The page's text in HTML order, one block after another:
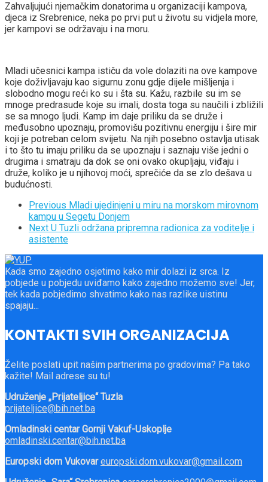
Zahvaljujući njemačkim donatorima u organizaciji kampova,
djeca iz Srebrenice, neka po prvi put u životu su vidjela more,
jer kampovi se održavaju i na moru.
Mladi učesnici kampa ističu da vole dolaziti na ove kampove
koje doživljavaju kao sigurnu zonu gdje dijele mišljenja i
slobodno mogu reći ko su i šta su. Kažu, razbile su im se
mnoge predrasude koje su imali, dosta toga su naučili i zbližili
se sa mnogo ljudi. Kamp im daje priliku da se druže i
međusobno upoznaju, promovišu pozitivnu energiju i šire mir
koji je potreban celom svijetu. Na njih posebno ostavlja utisak
i to što tu imaju priliku da se upoznaju i saznaju više jedni o
drugima i smatraju da dok se oni ovako okupljaju, viđaju i
druže, koliko je u njihovoj moći, sprečiće da se zlo dešava u
budućnosti.
Previous Mladi ujedinjeni u miru na morskom mirovnom
kampu u Segetu Donjem
Next U Tuzli održana pripremna radionica za voditelje i
asistente
Kada smo zajedno osjetimo kako mir dolazi iz srca. Iz
pobjede u pobjedu uviđamo kako zajedno možemo sve! Jer,
tek kada pobjedimo shvatimo kako nas razlike uistinu
spajaju...
KONTAKTI SVIH ORGANIZACIJA
Želite poslati upit našim partnerima po gradovima? Pa tako
kažite! Mail adrese su tu!
Udruženje „Prijateljice“ Tuzla
prijateljice@bih.net.ba
Omladinski centar Gornji Vakuf-Uskoplje
omladinski.centar@bih.net.ba
Europski dom Vukovar europski.dom.vukovar@gmail.com